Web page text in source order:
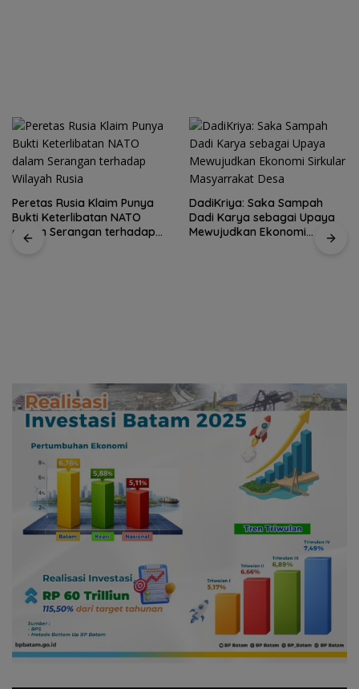
Klaim Punya
NATO
terhadap
DadiKriya: Saka Sampah
Dadi Karya sebagai Upaya
Mewujudkan Ekonomi
Celengan
Menanam
Menabung